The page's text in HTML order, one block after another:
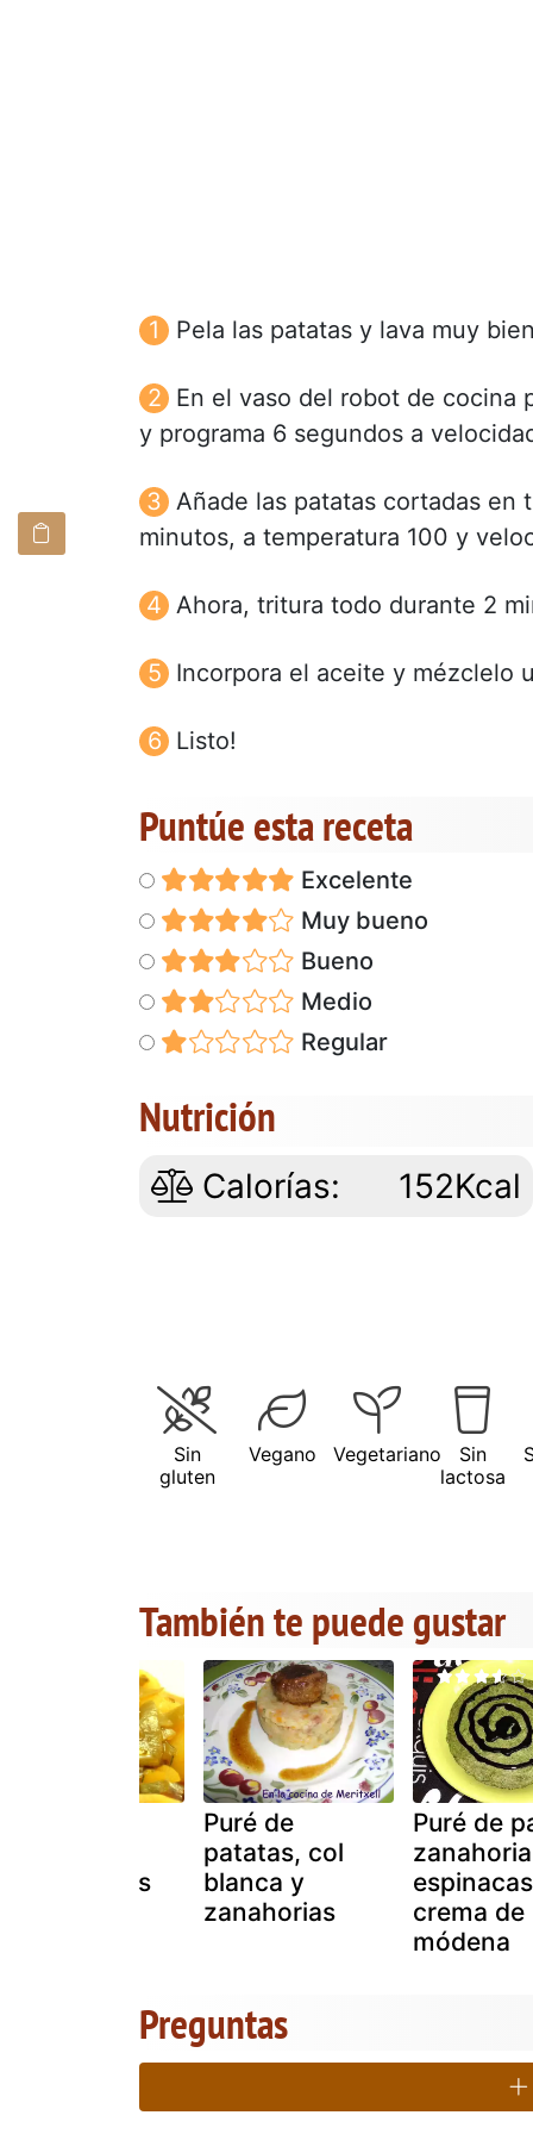
Pela las patatas y lava muy
En el vaso del robot de cocina
y programa 6 segundos a
Añade las patatas cortadas en
minutos, a temperatura 100 y
Ahora, tritura todo durante 2
Incorpora el aceite y mézclelo
Listo!
Puntúe esta receta
Excelente
Muy bueno
Bueno
Medio
Regular
Nutrición
Calorías: 152Kcal
Sin
gluten
Vegano Vegetariano
Sin
lactosa
También te puede gustar
verdes
Puré de
patatas, col
blanca y
zanahorias
Puré de
crema de
módena
Preguntas